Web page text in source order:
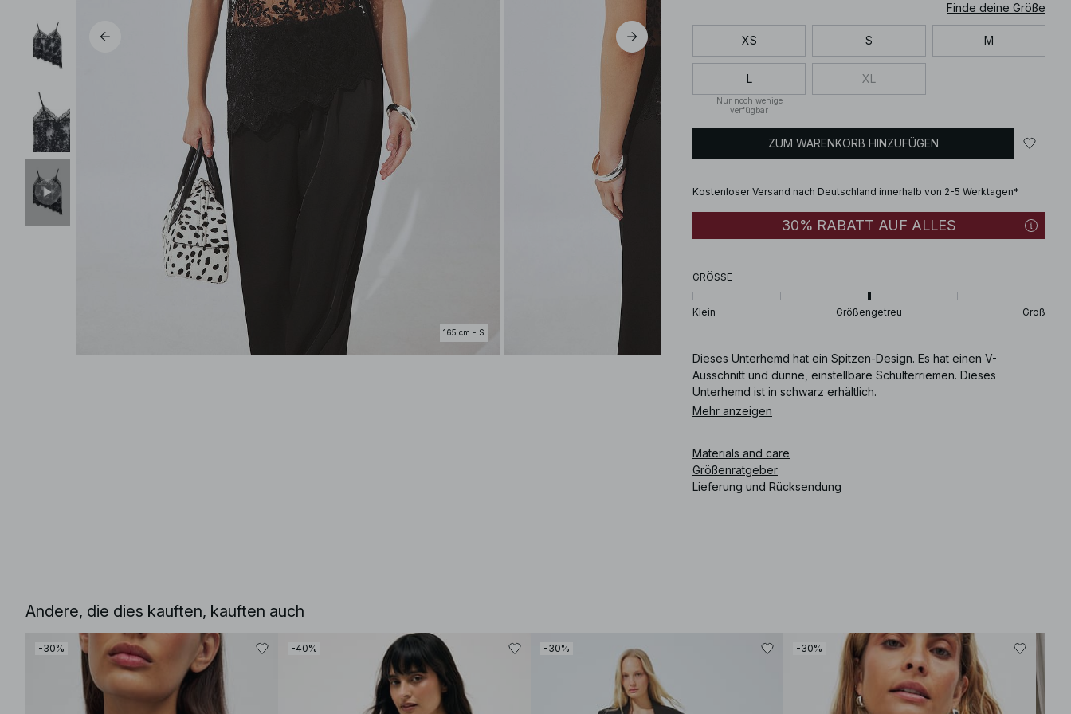
165 cm - S
Finde deine Größe
XS S M
L
Nur noch wenige
verfügbar
XL
ZUM WARENKORB HINZUFÜGEN
Kostenloser Versand nach Deutschland innerhalb von 2-5 Werktagen*
30% RABATT AUF ALLES
GRÖSSE
Klein Größengetreu Groß
Dieses Unterhemd hat ein Spitzen-Design. Es hat einen V-
Ausschnitt und dünne, einstellbare Schulterriemen. Dieses
Unterhemd ist in schwarz erhältlich.
Mehr anzeigen
Materials and care
Größenratgeber
Lieferung und Rücksendung
Andere, die dies kauften, kauften auch
-30% -40% -30% -30%